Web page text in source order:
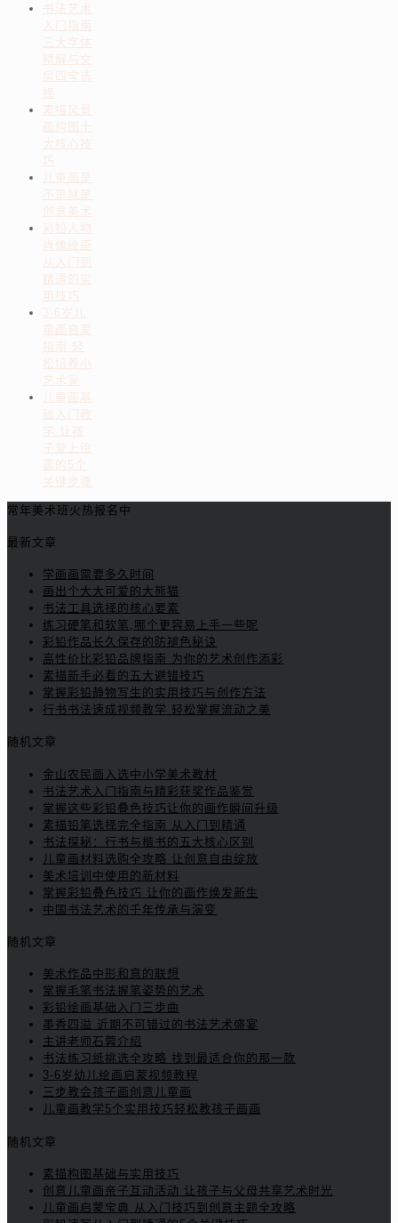
书法艺术
入门指南
三大字体
精解与文
房四宝选
择
素描风景
画构图十
大核心技
巧
儿童画是
不是就是
创意美术
彩铅人物
肖像绘画
从入门到
精通的实
用技巧
3-6岁儿
童画启蒙
指南 轻
松培养小
艺术家
儿童画基
础入门教
学 让孩
子爱上绘
画的5个
关键步骤
常年美术班火热报名中
最新文章
学画画需要多久时间
画出个大大可爱的大熊猫
书法工具选择的核心要素
练习硬笔和软笔,哪个更容易上手一些呢
彩铅作品长久保存的防褪色秘诀
高性价比彩铅品牌指南 为你的艺术创作添彩
素描新手必看的五大避错技巧
掌握彩铅静物写生的实用技巧与创作方法
行书书法速成视频教学 轻松掌握流动之美
随机文章
金山农民画入选中小学美术教材
书法艺术入门指南与精彩获奖作品鉴赏
掌握这些彩铅叠色技巧让你的画作瞬间升级
素描铅笔选择完全指南 从入门到精通
书法探秘：行书与楷书的五大核心区别
儿童画材料选购全攻略 让创意自由绽放
美术培训中使用的新材料
掌握彩铅叠色技巧 让你的画作焕发新生
中国书法艺术的千年传承与演变
随机文章
美术作品中形和意的联想
掌握毛笔书法握笔姿势的艺术
彩铅绘画基础入门三步曲
墨香四溢 近期不可错过的书法艺术盛宴
主讲老师石蓉介绍
书法练习纸挑选全攻略 找到最适合你的那一款
3-6岁幼儿绘画启蒙视频教程
三步教会孩子画创意儿童画
儿童画教学5个实用技巧轻松教孩子画画
随机文章
素描构图基础与实用技巧
创意儿童画亲子互动活动 让孩子与父母共享艺术时光
儿童画启蒙宝典 从入门技巧到创意主题全攻略